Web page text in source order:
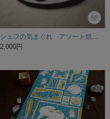
2,000円